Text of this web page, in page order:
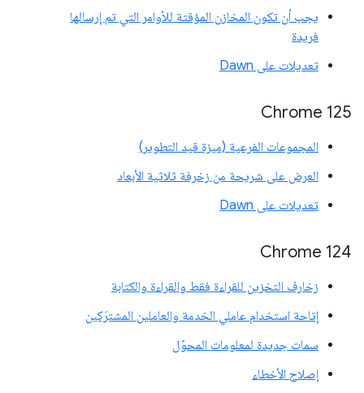
يجب أن تكون المخازن المؤقتة للأوامر التي تم إرسالها
فريدة
تعديلات على Dawn
Chrome 125
المجموعات الفرعية (ميزة قيد التطوير)
العرض على شريحة من زخرفة ثلاثية الأبعاد
تعديلات على Dawn
Chrome 124
زخارف التخزين للقراءة فقط والقراءة والكتابة
إتاحة استخدام عاملي الخدمة والعاملين المشترَكين
سمات جديدة لمعلومات المحوّل
إصلاح الأخطاء